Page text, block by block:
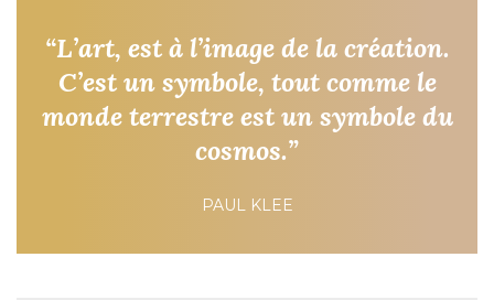
“L’art, est à l’image de la création.
C’est un symbole, tout comme le
monde terrestre est un symbole du
cosmos.”
PAUL KLEE